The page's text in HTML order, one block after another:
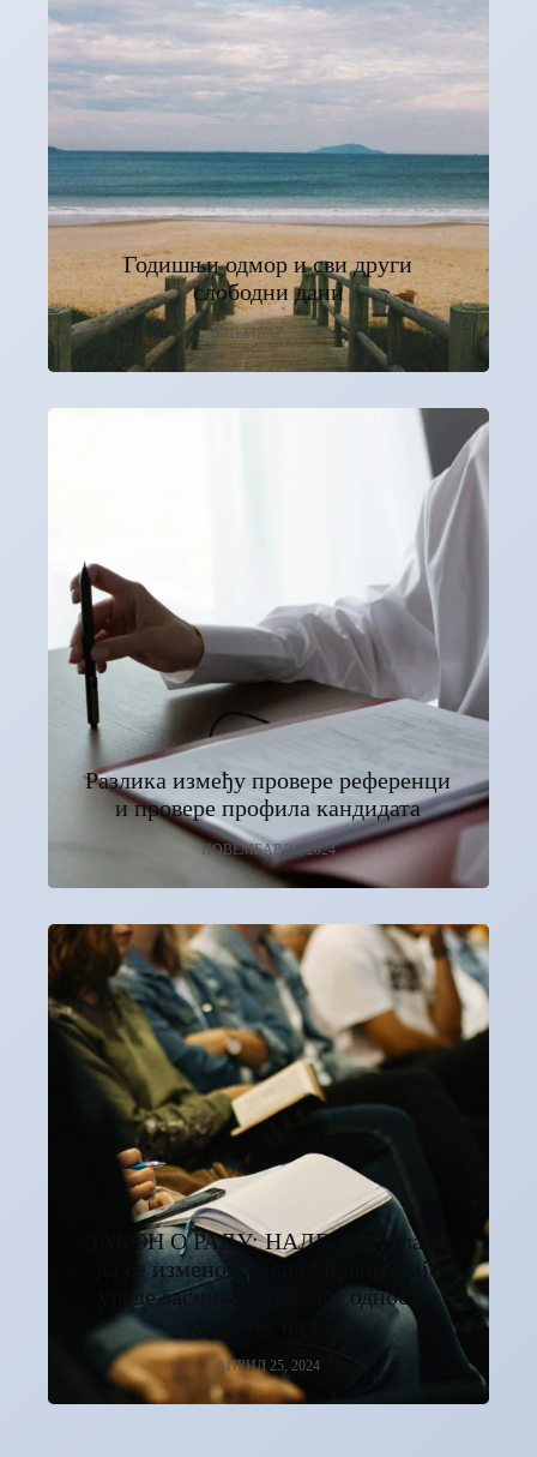
Годишњи одмор и сви други
слободни дани
ДЕЦЕМБАР 5, 2024
Разлика између провере референци
и провере профила кандидата
НОВЕМБАР 24, 2024
ЗАКОН О РАДУ: НАЛЕД предлаже
да се изменом Закона прецизније
уреде заснивање радног односа и
АПРИЛ 25, 2024